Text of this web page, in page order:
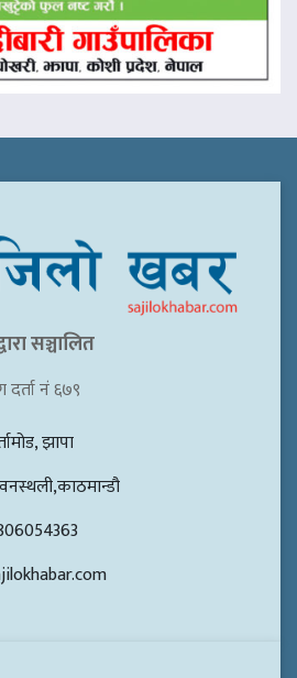
सञ्चालित
दर्ता नं ६७९
झापा